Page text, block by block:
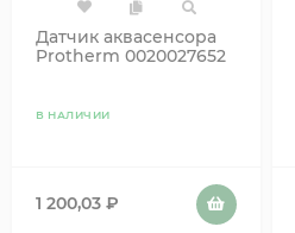
Датчик аквасенсора
Protherm 0020027652
В НАЛИЧИИ
1 200,03 ₽